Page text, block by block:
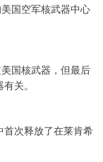
国空军核武器中心
国核武器，但最后
关。
首次释放了在莱肯希